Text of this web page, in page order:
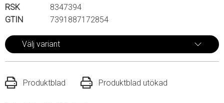
RSK
8347394
GTIN
7391887172854
Välj variant
Produktblad Produktblad utökad